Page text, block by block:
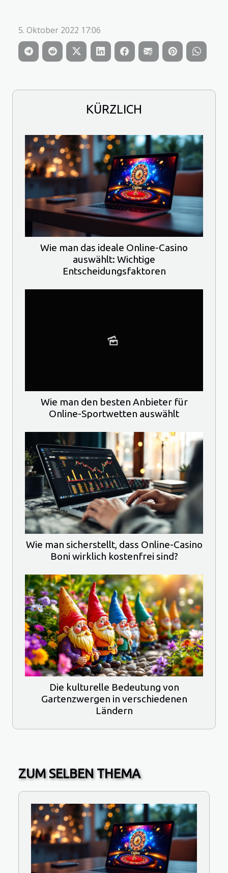
KÜRZLICH
Wie man das ideale Online-Casino
auswählt: Wichtige
Entscheidungsfaktoren
Wie man den besten Anbieter für
Online-Sportwetten auswählt
Wie man sicherstellt, dass Online-Casino
Boni wirklich kostenfrei sind?
Die kulturelle Bedeutung von
Gartenzwergen in verschiedenen
Ländern
5. Oktober 2022 17:06
ZUM SELBEN THEMA